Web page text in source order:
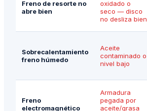
Freno de resorte no
abre bien
oxidado o
seco — disco
no desliza bien
Sobrecalentamiento
freno húmedo
Aceite
contaminado o
nivel bajo
Freno
electromagnético
Armadura
pegada por
aceite/grasa